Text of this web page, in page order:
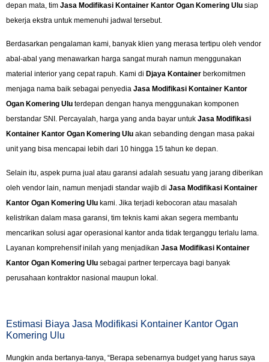
depan mata, tim Jasa Modifikasi Kontainer Kantor Ogan Komering Ulu siap
bekerja ekstra untuk memenuhi jadwal tersebut.
Berdasarkan pengalaman kami, banyak klien yang merasa tertipu oleh vendor
abal-abal yang menawarkan harga sangat murah namun menggunakan
material interior yang cepat rapuh. Kami di Djaya Kontainer berkomitmen
menjaga nama baik sebagai penyedia Jasa Modifikasi Kontainer Kantor
Ogan Komering Ulu terdepan dengan hanya menggunakan komponen
berstandar SNI. Percayalah, harga yang anda bayar untuk Jasa Modifikasi
Kontainer Kantor Ogan Komering Ulu akan sebanding dengan masa pakai
unit yang bisa mencapai lebih dari 10 hingga 15 tahun ke depan.
Selain itu, aspek purna jual atau garansi adalah sesuatu yang jarang diberikan
oleh vendor lain, namun menjadi standar wajib di Jasa Modifikasi Kontainer
Kantor Ogan Komering Ulu kami. Jika terjadi kebocoran atau masalah
kelistrikan dalam masa garansi, tim teknis kami akan segera membantu
mencarikan solusi agar operasional kantor anda tidak terganggu terlalu lama.
Layanan komprehensif inilah yang menjadikan Jasa Modifikasi Kontainer
Kantor Ogan Komering Ulu sebagai partner terpercaya bagi banyak
perusahaan kontraktor nasional maupun lokal.
Estimasi Biaya Jasa Modifikasi Kontainer Kantor Ogan
Komering Ulu
Mungkin anda bertanya-tanya, “Berapa sebenarnya budget yang harus saya